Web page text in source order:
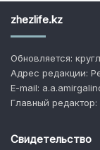
zhezlife.kz
Обновляется:
Адрес редакции:
E-mail:
Главный
Свидетельство